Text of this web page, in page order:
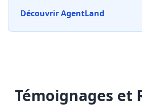
Découvrir AgentLand
Témoignages et